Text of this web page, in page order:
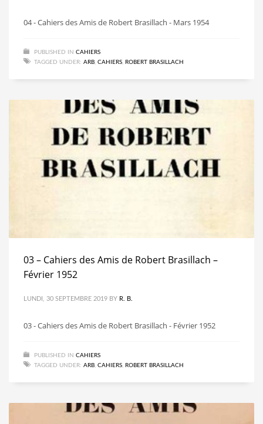
04 - Cahiers des Amis de Robert Brasillach - Mars 1954
PUBLISHED IN CAHIERS
TAGGED UNDER: ARB CAHIERS ROBERT BRASILLACH
03 – Cahiers des Amis de Robert Brasillach –
Février 1952
LUNDI, 30 SEPTEMBRE 2019 BY R. B.
03 - Cahiers des Amis de Robert Brasillach - Février 1952
PUBLISHED IN CAHIERS
TAGGED UNDER: ARB CAHIERS ROBERT BRASILLACH